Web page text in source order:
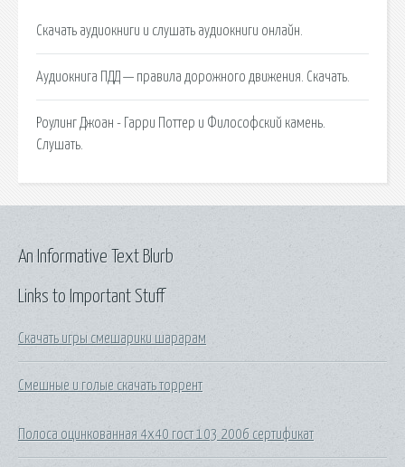
Скачать аудиокниги и слушать аудиокниги онлайн.
Аудиокнига ПДД — правила дорожного движения. Скачать.
Роулинг Джоан - Гарри Поттер и Философский камень.
Слушать.
Links to Important Stuff
Скачать игры смешарики шарарам
Смешные и голые скачать торрент
Полоса оцинкованная 4х40 гост 103 2006 сертификат
An Informative Text Blurb